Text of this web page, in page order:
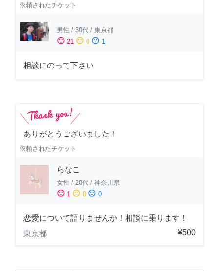
依頼されたチケット
男性 / 30代 / 東京都
sentiment_satisfied 21 sentiment_neutral 0 sentiment_dissatisfied 1
相談にのって下さい
ありがとうございました！
依頼されたチケット
らなこ
女性 / 20代 / 神奈川県
sentiment_satisfied 1 sentiment_neutral 0 sentiment_dissatisfied 0
恋愛について語りませんか！相談に乗ります！
東京都
¥500